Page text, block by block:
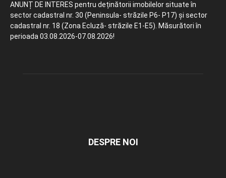
ANUNȚ DE INTERES pentru deținătorii imobilelor situate în
sector cadastral nr. 30 (Peninsula- străzile P6- P17) și sector
cadastral nr. 18 (Zona Ecluză- străzile E1-E5). Măsurători în
perioada 03.08.2026-07.08.2026!
DESPRE NOI